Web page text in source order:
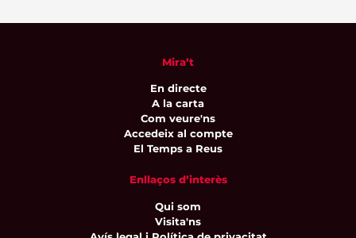
Mira’t
En directe
A la carta
Com veure'ns
Accedeix al compte
El Temps a Reus
Enllaços d’interès
Qui som
Visita'ns